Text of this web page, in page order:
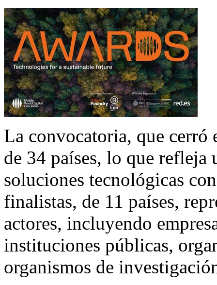
La convocatoria, que cerró
de 34 países, lo que refleja
soluciones tecnológicas
finalistas, de 11 países,
actores, incluyendo
instituciones públicas,
organismos de